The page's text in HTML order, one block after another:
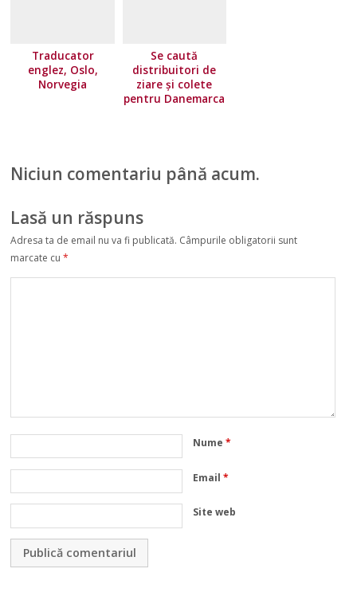
Traducator
englez, Oslo,
Norvegia
Se caută
distribuitori de
ziare şi colete
pentru Danemarca
Niciun comentariu până acum.
Lasă un răspuns
Adresa ta de email nu va fi publicată. Câmpurile obligatorii sunt
marcate cu*
Nume*
Email*
Site web